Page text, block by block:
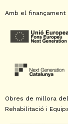
Amb el finançament
Obres de millora
Rehabilitació i